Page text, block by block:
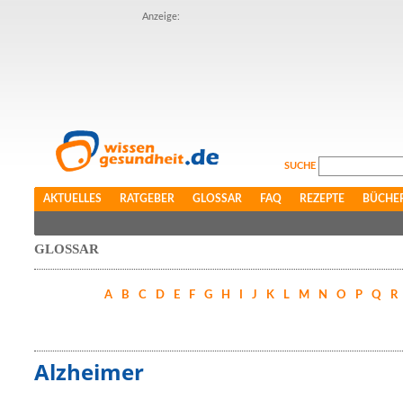
Anzeige:
SUCHE
AKTUELLES RATGEBER GLOSSAR FAQ REZEPTE
GLOSSAR
A B C D E F G H J K L M N O P Q R
Alzheimer